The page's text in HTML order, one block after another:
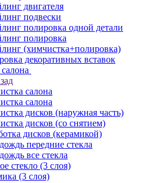
двигателя
подвески
полировка одной детали
полировка
(химчистка+полировка)
декоративных вставок
салона
салона
дисков (наружная часть)
дисков (со снятием)
дисков (керамикой)
передние стекла
все стекла
стекло (3 слоя)
(3 слоя)